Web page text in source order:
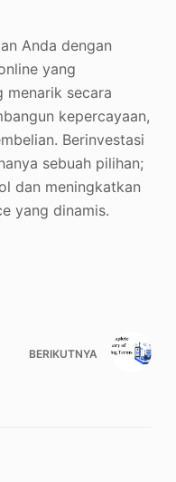
Anda dengan
yang
secara
kepercayaan,
Berinvestasi
sebuah pilihan;
dan meningkatkan
yang dinamis.
BERIKUTNYA